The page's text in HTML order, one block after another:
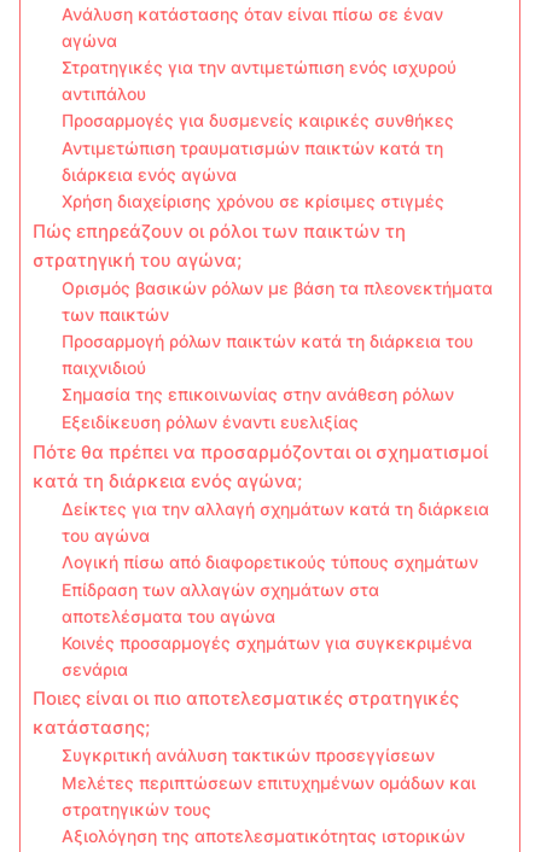
Ανάλυση κατάστασης όταν είναι πίσω σε έναν
αγώνα
Στρατηγικές για την αντιμετώπιση ενός ισχυρού
αντιπάλου
Προσαρμογές για δυσμενείς καιρικές συνθήκες
Αντιμετώπιση τραυματισμών παικτών κατά τη
διάρκεια ενός αγώνα
Χρήση διαχείρισης χρόνου σε κρίσιμες στιγμές
Πώς επηρεάζουν οι ρόλοι των παικτών τη
στρατηγική του αγώνα;
Ορισμός βασικών ρόλων με βάση τα πλεονεκτήματα
των παικτών
Προσαρμογή ρόλων παικτών κατά τη διάρκεια του
παιχνιδιού
Σημασία της επικοινωνίας στην ανάθεση ρόλων
Εξειδίκευση ρόλων έναντι ευελιξίας
Πότε θα πρέπει να προσαρμόζονται οι σχηματισμοί
κατά τη διάρκεια ενός αγώνα;
Δείκτες για την αλλαγή σχημάτων κατά τη διάρκεια
του αγώνα
Λογική πίσω από διαφορετικούς τύπους σχημάτων
Επίδραση των αλλαγών σχημάτων στα
αποτελέσματα του αγώνα
Κοινές προσαρμογές σχημάτων για συγκεκριμένα
σενάρια
Ποιες είναι οι πιο αποτελεσματικές στρατηγικές
κατάστασης;
Συγκριτική ανάλυση τακτικών προσεγγίσεων
Μελέτες περιπτώσεων επιτυχημένων ομάδων και
στρατηγικών τους
Αξιολόγηση της αποτελεσματικότητας ιστορικών